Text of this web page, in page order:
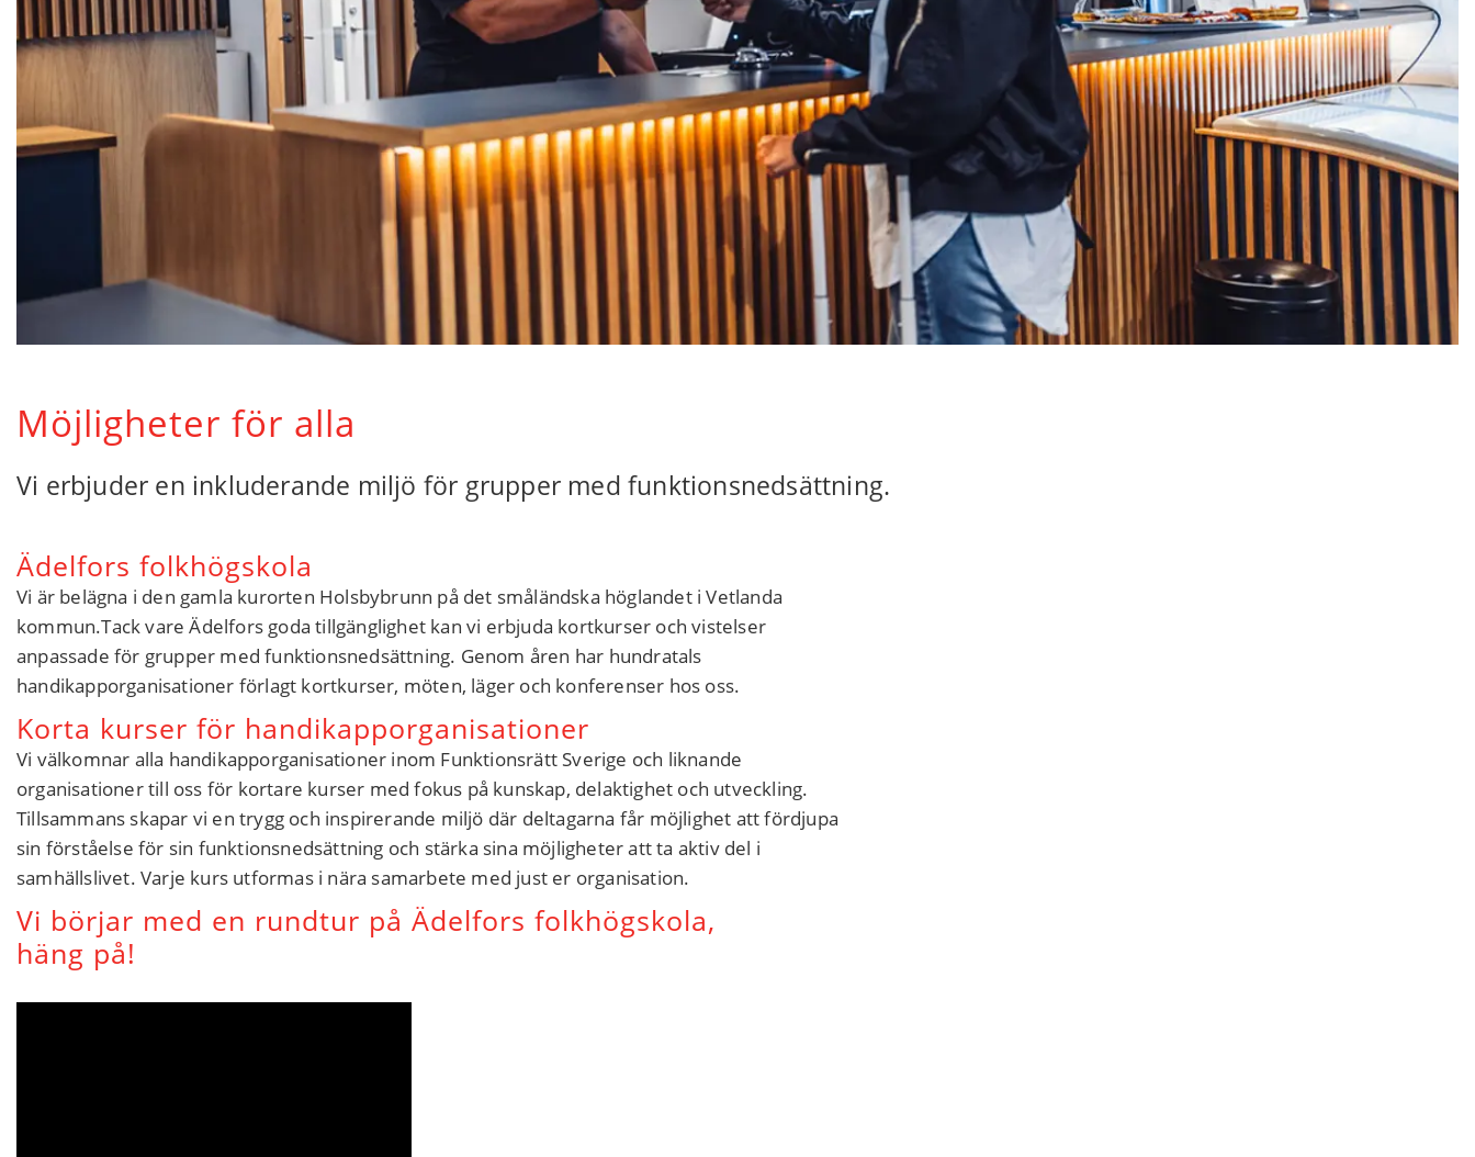
Möjligheter för alla
Vi erbjuder en inkluderande miljö för grupper med funktionsnedsättning.
Ädelfors folkhögskola
Vi är belägna i den gamla kurorten Holsbybrunn på det småländska höglandet i Vetlanda
kommun.Tack vare Ädelfors goda tillgänglighet kan vi erbjuda kortkurser och vistelser
anpassade för grupper med funktionsnedsättning. Genom åren har hundratals
handikapporganisationer förlagt kortkurser, möten, läger och konferenser hos oss.
Korta kurser för handikapporganisationer
Vi välkomnar alla handikapporganisationer inom Funktionsrätt Sverige och liknande
organisationer till oss för kortare kurser med fokus på kunskap, delaktighet och utveckling.
Tillsammans skapar vi en trygg och inspirerande miljö där deltagarna får möjlighet att fördjupa
sin förståelse för sin funktionsnedsättning och stärka sina möjligheter att ta aktiv del i
samhällslivet. Varje kurs utformas i nära samarbete med just er organisation.
Vi börjar med en rundtur på Ädelfors folkhögskola,
häng på!